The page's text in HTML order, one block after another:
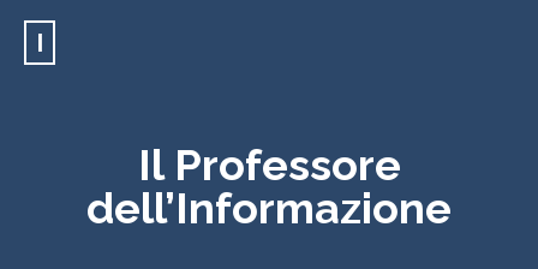
I
Il Professore
dell’Informazione